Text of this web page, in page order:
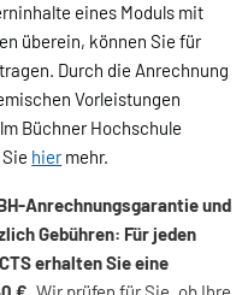
eines Moduls mit
überein, können Sie für
Durch die Anrechnung
Vorleistungen
Büchner Hochschule
hiermehr.
Anrechnungsgarantie und
Gebühren: Für jeden
erhalten Sie eine